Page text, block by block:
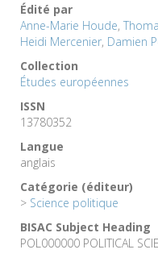
Édité par
Anne-Marie Houde,
Heidi Mercenier, Damien
Collection
Études européennes
ISSN
13780352
Langue
anglais
Catégorie (éditeur)
> Science politique
BISAC Subject Heading
POL000000 POLITICAL